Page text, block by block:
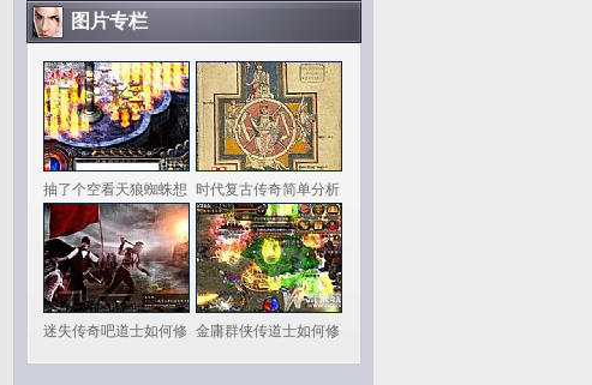
图片专栏
抽了个空看天狼蜘蛛想 时代复古传奇简单分析
迷失传奇吧道士如何修 金庸群侠传道士如何修